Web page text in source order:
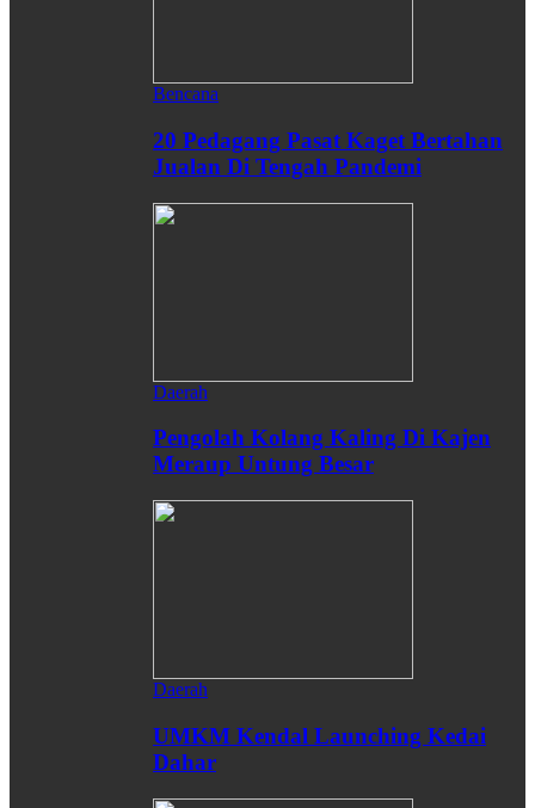
Bencana
20 Pedagang Pasat Kaget Bertahan
Jualan Di Tengah Pandemi
Daerah
Pengolah Kolang Kaling Di Kajen
Meraup Untung Besar
Daerah
UMKM Kendal Launching Kedai
Dahar